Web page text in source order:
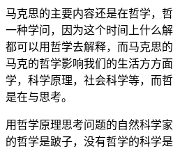
马克思的主要内容还是在哲学，
一种学问，因为这个时间上什么
都可以用哲学去解释，而马克思
马克的哲学影响我们的生活方方
学，科学原理，社会科学等，而
是在与思考。
用哲学原理思考问题的自然科学
的哲学是跛子，没有哲学的科学